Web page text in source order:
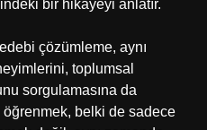
bir hikayeyi anlatır.
çözümleme, aynı
toplumsal
sorgulamasına da
öğrenmek, belki de sadece